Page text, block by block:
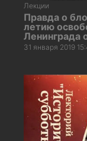
Лекции
Правда о
летию
Ленинграда
31 января 2019